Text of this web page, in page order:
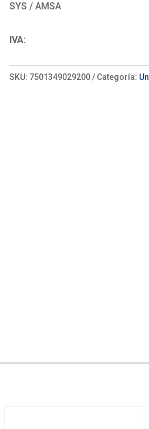
SYS / AMSA
IVA:
SKU: 7501349029200 Categoría: